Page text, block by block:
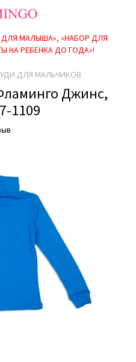
МАЛЫША», «НАБОР ДЛЯ
НА РЕБEНКА ДО ГОДА»!
ДЛЯ МАЛЬЧИКОВ
Джинс,
1109